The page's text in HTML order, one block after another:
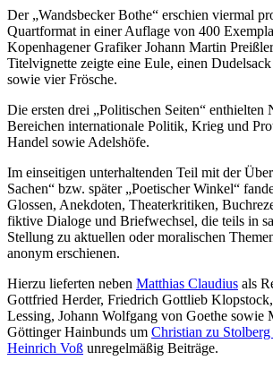
Der „Wandsbecker Bothe“ erschien viermal
Quartformat in einer Auflage von 400
Kopenhagener Grafiker Johann Martin
Titelvignette zeigte eine Eule, einen
sowie vier Frösche.
Die ersten drei „Politischen Seiten“ enthielten
Bereichen internationale Politik, Krieg und
Handel sowie Adelshöfe.
Im einseitigen unterhaltenden Teil mit der
Sachen“ bzw. später „Poetischer Winkel“
Glossen, Anekdoten, Theaterkritiken,
fiktive Dialoge und Briefwechsel, die teils in
Stellung zu aktuellen oder moralischen
anonym erschienen.
Hierzu lieferten neben Matthias Claudius als
Gottfried Herder, Friedrich Gottlieb
Lessing, Johann Wolfgang von Goethe sowie
Göttinger Hainbunds um Christian zu
Heinrich Voß unregelmäßig Beiträge.